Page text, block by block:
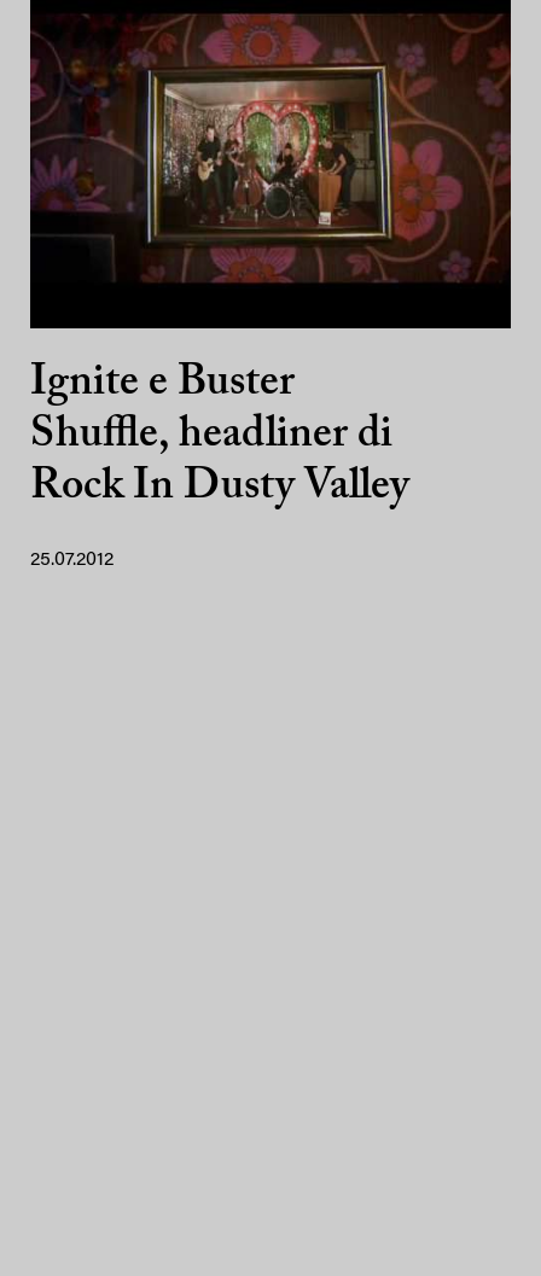
Ignite e Buster
Shuffle, headliner di
Rock In Dusty Valley
25.07.2012